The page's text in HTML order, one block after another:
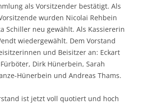
als Vorsitzender bestätigt. Als
wurden Nicolai Rehbein
Schiller neu gewählt. Als Kassiererin
wiedergewählt. Dem Vorstand
und Beisitzer an: Eckart
Dirk Hünerbein, Sarah
Hünerbein und Andreas Thams.
ist jetzt voll quotiert und hoch